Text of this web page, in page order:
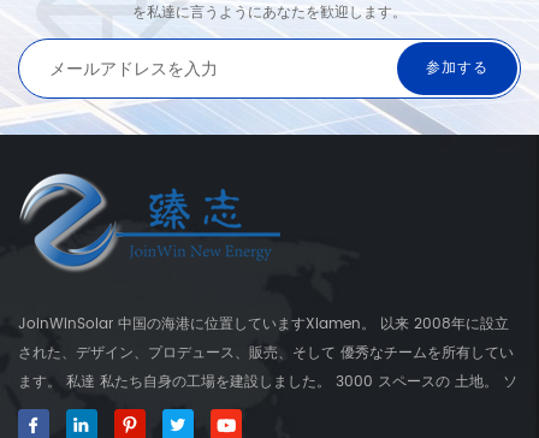
を私達に言うようにあなたを歓迎します。
JoinWinSolar 中国の海港に位置していますXiamen。 以来 2008年に設立
された、デザイン、プロデュース、販売、そして 優秀なチームを所有してい
ます。 私達 私たち自身の工場を建設しました。 3000 スペースの 土地。 ソ
ーラーマウンティングブラケットのグローバルサプライヤー、 JoinwinSolar